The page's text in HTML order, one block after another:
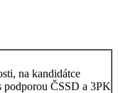
na kandidátce
ČSSD a 3PK